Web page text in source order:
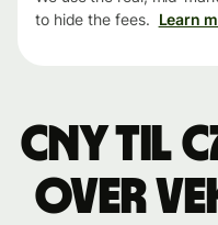
to hide the fees. Learn
CNY til
over